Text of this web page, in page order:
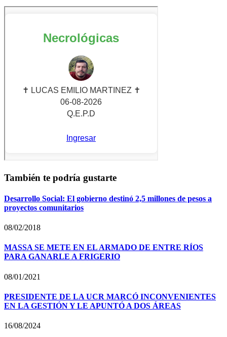
También te podría gustarte
Desarrollo Social: El gobierno destinó 2,5 millones de pesos a
proyectos comunitarios
08/02/2018
MASSA SE METE EN EL ARMADO DE ENTRE RÍOS
PARA GANARLE A FRIGERIO
08/01/2021
PRESIDENTE DE LA UCR MARCÓ INCONVENIENTES
EN LA GESTIÓN Y LE APUNTÓ A DOS ÁREAS
16/08/2024